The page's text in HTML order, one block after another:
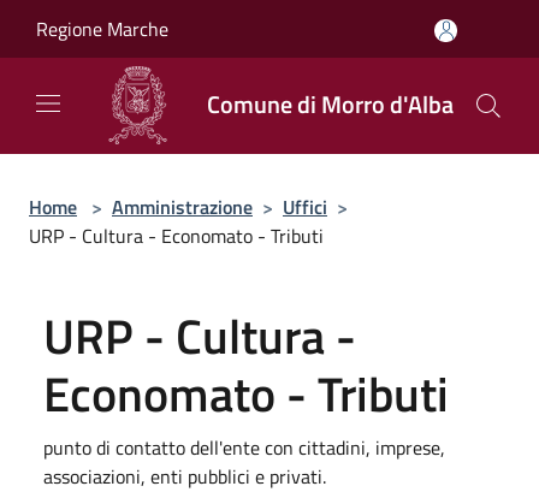
Regione Marche
Comune di Morro d'Alba
Home > Amministrazione > Uffici >
URP - Cultura - Economato - Tributi
URP - Cultura -
Economato - Tributi
punto di contatto dell'ente con cittadini, imprese,
associazioni, enti pubblici e privati.